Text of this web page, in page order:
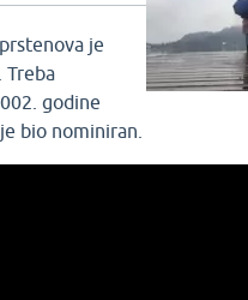
je
Treba
godine
bio nominiran.